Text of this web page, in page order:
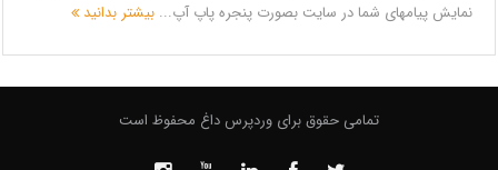
نمایش پیامهای شما در سایت بصورت پنجره پاپ آپ... بیشتر بدانید
تمامی حقوق برای وردپرس داغ محفوظ است